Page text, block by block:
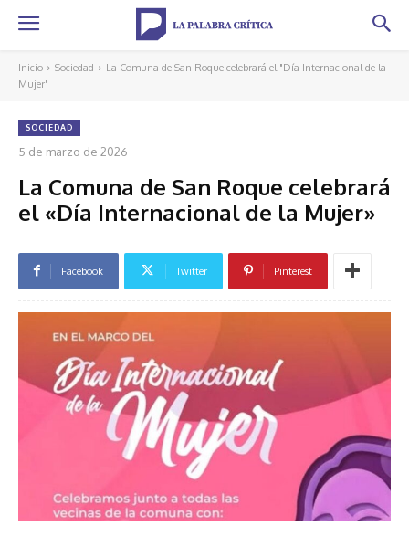
Inicio Sociedad
La Comuna de San Roque celebrará el "Día Internacional de la
Mujer"
SOCIEDAD
5 de marzo de 2026
La Comuna de San Roque celebrará
el «Día Internacional de la Mujer»
Facebook Twitter Pinterest